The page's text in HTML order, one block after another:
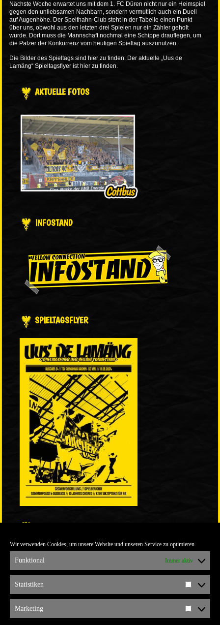
Wir verwenden Cookies, um unsere Website und unseren Service zu optimieren.
Funktional Immer aktiv
Statistiken
Marketing
Nächste Woche erwartet uns mit dem 1. FC Düren nicht nur ein Heimspiel
gegen den unliebsamen Nachbarn, sondern vermutlich auch ein Duell
auf Augenhöhe. Der Spelthahn-Club steht in der Tabelle einen Punkt
über uns, obwohl aus den letzten drei Spielen nur ein Zähler geholt
wurde. Dort muss die Mannschaft nochmal eine Schippe drauflegen, um
die Patzer der Konkurrenz vom heutigen Spieltag auszunutzen.
Die Bilder des Spieltags sind hier zu finden. Der aktuelle „Uus de
Lamäng“ Spieltagsflyer ist hier zu finden.
AKTUELLE FOTOS
INFOSTAND
SPIELTAGSFLYER
ULTRABLOG DER YELLOW CONNECTION
ALEMANNIA VERKAUFT MAN NICHT
ARCHIV
ARCHIV